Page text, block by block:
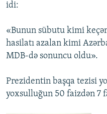
idi:
«Bunun sübutu kimi
hasilatı azalan kimi
MDB-də sonuncu oldu».
Prezidentin başqa tezisi
yoxsulluğun 50 faizdən 7